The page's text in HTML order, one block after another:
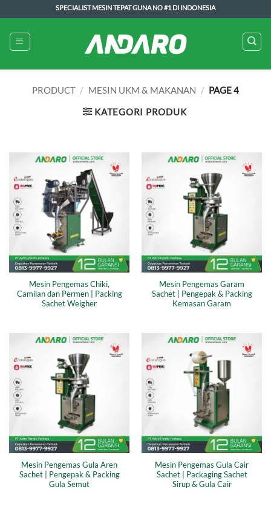
to
content
SPECIALIST MESIN TEPAT GUNA NO #1 DI INDONESIA
PRODUCT / MESIN UKM & MAKANAN / PAGE 4
KATEGORI PRODUK
Mesin Pengemas Chiki,
Camilan dan Permen | Packing
Sachet Weigher
Mesin Pengemas Garam
Sachet | Pengepak & Packing
Kemasan Garam
Mesin Pengemas Gula Aren
Sachet | Pengepak & Packing
Gula Semut
Mesin Pengemas Gula Cair
Sachet | Packaging Sachet
Sirup & Gula Cair